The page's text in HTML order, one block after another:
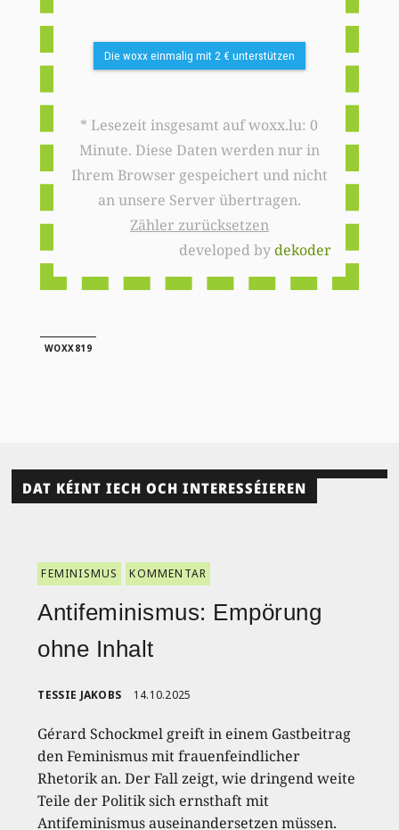
Die woxx einmalig mit 2 € unterstützen
* Lesezeit insgesamt auf woxx.lu: 0
Minute. Diese Daten werden nur in
Ihrem Browser gespeichert und nicht
an unsere Server übertragen.
Zähler zurücksetzen
developed bydekoder
WOXX819
DAT KÉINT IECH OCH INTERESSÉIEREN
FEMINISMUS KOMMENTAR
Antifeminismus: Empörung
ohne Inhalt
TESSIE JAKOBS 14.10.2025
Gérard Schockmel greift in einem Gastbeitrag
den Feminismus mit frauenfeindlicher
Rhetorik an. Der Fall zeigt, wie dringend weite
Teile der Politik sich ernsthaft mit
Antifeminismus auseinandersetzen müssen.